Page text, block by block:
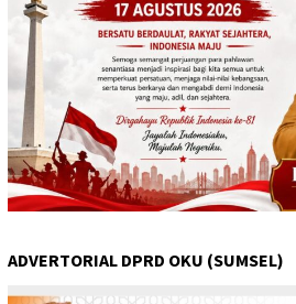
ADVERTORIAL DPRD OKU (SUMSEL)